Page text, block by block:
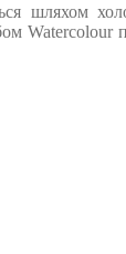
шляхом